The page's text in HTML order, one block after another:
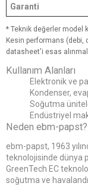
Garanti
* Teknik değerler model
Kesin performans
datasheet'i esas
Kullanım Alanları
Elektronik ve
Kondenser,
Soğutma
Endüstriyel
Neden ebm-papst?
ebm-papst, 1963
teknolojisinde dünya
GreenTech EC
soğutma ve